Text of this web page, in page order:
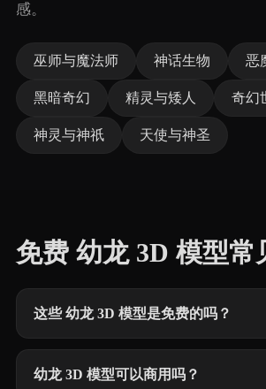
感。
巫师与魔法师 神话生物 恶
黑暗奇幻 精灵与矮人 奇幻
神灵与神祇 天使与神圣
免费 幼龙 3D 模型常
这些 幼龙 3D 模型是免费的吗？
幼龙 3D 模型可以商用吗？